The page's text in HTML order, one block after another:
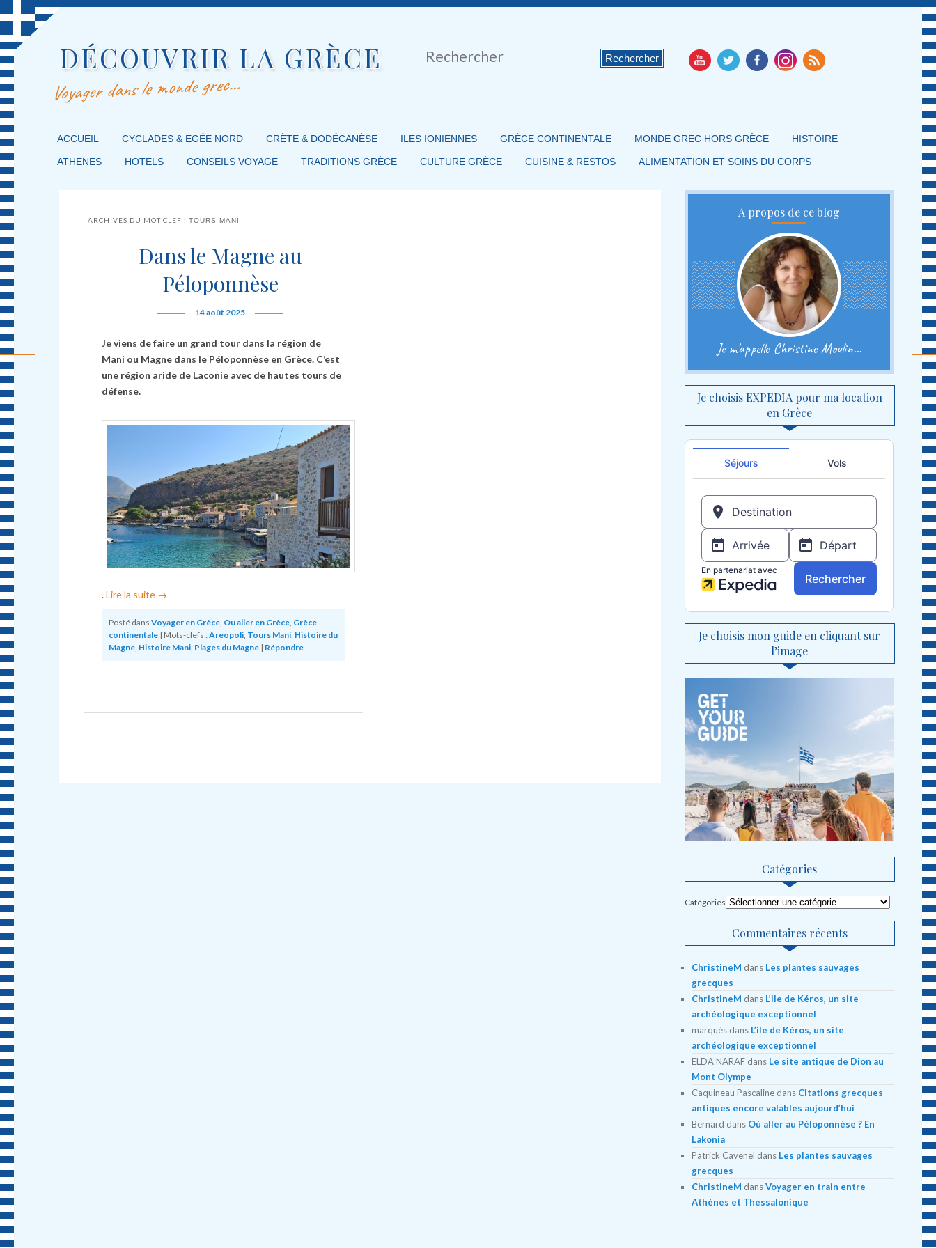
DÉCOUVRIR LA GRÈCE
Voyager dans le monde grec…
Rechercher
MENU PRINCIPAL
MASQUER LA NAVIGATION PRINCIPALE
MASQUER LA NAVIGATION SECONDAIRE
ACCUEIL CYCLADES & EGÉE NORD CRÈTE & DODÉCANÈSE ILES IONIENNES GRÈCE CONTINENTALE MONDE GREC HORS GRÈCE HISTOIRE
ATHENES HOTELS CONSEILS VOYAGE TRADITIONS GRÈCE CULTURE GRÈCE CUISINE & RESTOS ALIMENTATION ET SOINS DU CORPS
ARCHIVES DU MOT-CLEF :TOURS MANI
Dans le Magne au
Péloponnèse
14 août 2025
Je viens de faire un grand tour dans la région de
Mani ou Magne dans le Péloponnèse en Grèce. C’est
une région aride de Laconie avec de hautes tours de
défense.
.Lire la suite →
Posté dans Voyager en Grèce, Ou aller en Grèce, Grèce
continentale | Mots-clefs : Areopoli, Tours Mani, Histoire du
Magne, Histoire Mani, Plages du Magne | Répondre
A propos de ce blog
Je m'appelle Christine Moulin...
Je choisis EXPEDIA pour ma location
en Grèce
Je choisis mon guide en cliquant sur
l’image
Catégories
Catégories
Commentaires récents
ChristineM dans Les plantes sauvages
grecques
ChristineM dans L’ile de Kéros, un site
archéologique exceptionnel
marquésdans L’ile de Kéros, un site
archéologique exceptionnel
ELDA NARAFdans Le site antique de Dion au
Mont Olympe
Caquineau Pascalinedans Citations grecques
antiques encore valables aujourd’hui
Bernard dans Où aller au Péloponnèse ? En
Lakonia
Patrick Cavenel dans Les plantes sauvages
grecques
ChristineM dansVoyager en train entre
Athènes et Thessalonique